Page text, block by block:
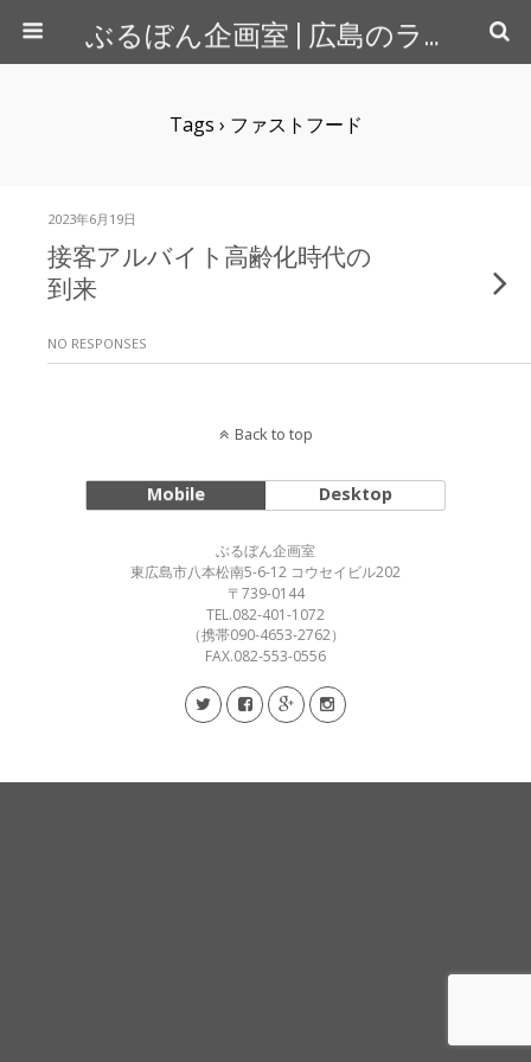
ぶるぼん企画室 | 広島のライター＆カメラマン
Tags › ファストフード
2023年6月19日
接客アルバイト高齢化時代の
到来
NO RESPONSES
Back to top
Mobile Desktop
ぶるぼん企画室
東広島市八本松南5-6-12 コウセイビル202
〒739-0144
TEL.082-401-1072
（携帯090-4653-2762）
FAX.082-553-0556